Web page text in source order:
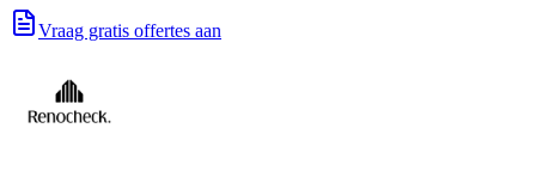
Vraag gratis offertes aan